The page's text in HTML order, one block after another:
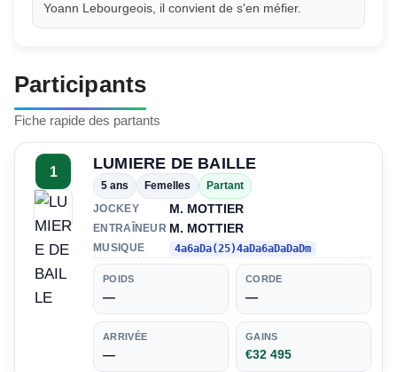
Yoann Lebourgeois, il convient de s'en méfier.
Participants
Fiche rapide des partants
1 LUMIERE DE BAILLE
5 ans Femelles
Partant
JOCKEY
M. MOTTIER
ENTRAÎNEUR M. MOTTIER
MUSIQUE 4a6aDa(25)4aDa6aDaDaDm
POIDS
—
CORDE
—
ARRIVÉE
—
GAINS
€32 495